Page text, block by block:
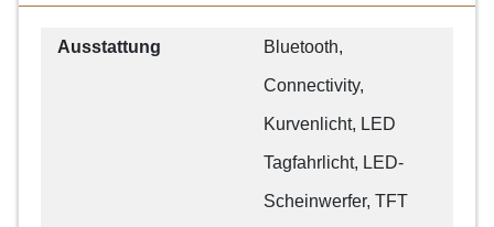
Ausstattung Bluetooth,
Connectivity,
Kurvenlicht, LED
Tagfahrlicht, LED-
Scheinwerfer, TFT